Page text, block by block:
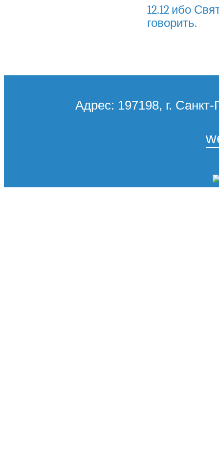
12.12 ибо
говорить.
Адрес: 197198, г.